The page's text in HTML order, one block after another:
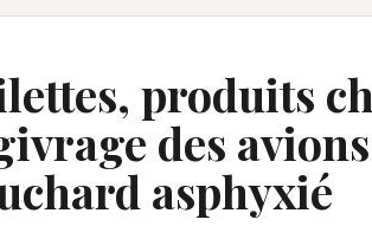
produits
des
asphyxié